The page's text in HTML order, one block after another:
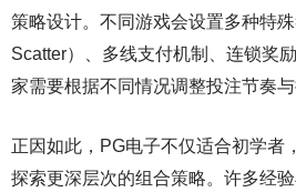
策略设计。不同游戏会设置多种特殊
Scatter）、多线支付机制、连锁奖
家需要根据不同情况调整投注节奏与
正因如此，PG电子不仅适合初学者
探索更深层次的组合策略。许多经